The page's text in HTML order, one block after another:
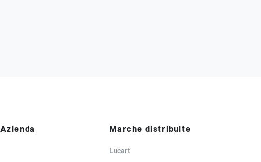
Azienda Marche distribuite
Lucart